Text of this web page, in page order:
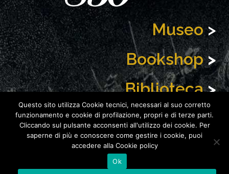
Museo >
Bookshop >
Biblioteca >
News >
Fondazione Centro Culturale Valdese
Questo sito utilizza Cookie tecnici, necessari al suo corretto
funzionamento e cookie di profilazione, propri e di terze parti.
Cliccando sul pulsante acconsenti all'utilizzo dei cookie. Per
saperne di più e conoscere come gestire i cookie, puoi
accedere alla Cookie policy
Ok